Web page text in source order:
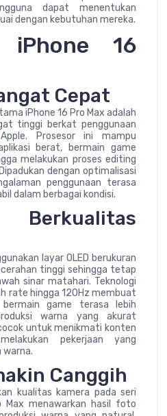
dapat menentukan
dengan kebutuhan mereka.
iPhone 16
Cepat
iPhone 16 Pro Max adalah
tinggi berkat penggunaan
Prosesor ini mampu
berat, bermain game
melakukan proses editing
dengan optimalisasi
penggunaan terasa
dalam berbagai kondisi.
layar OLED berukuran
tinggi sehingga tetap
sinar matahari. Teknologi
rate hingga 120Hz membuat
game terasa lebih
warna yang akurat
untuk menikmati konten
pekerjaan yang
Canggih
kualitas kamera pada seri
Max menawarkan hasil foto